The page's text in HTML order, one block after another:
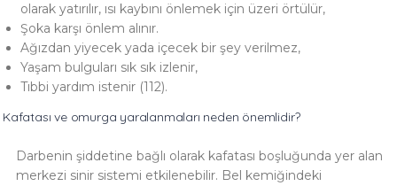
olarak yatırılır, ısı kaybını önlemek için üzeri örtülür,
Şoka karşı önlem alınır.
Ağızdan yiyecek yada içecek bir şey verilmez,
Yaşam bulguları sık sık izlenir,
Tıbbi yardım istenir (112).
Kafatası ve omurga yaralanmaları neden önemlidir?
Darbenin şiddetine bağlı olarak kafatası boşluğunda yer alan
merkezi sinir sistemi etkilenebilir. Bel kemiğindeki